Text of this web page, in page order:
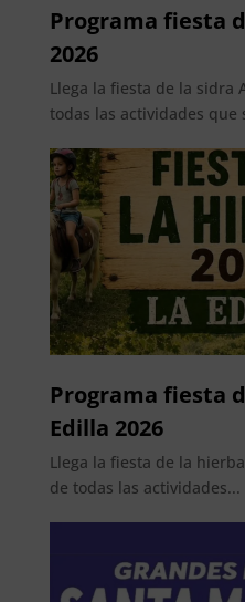
Programa fiesta
2026
Llega la fiesta de la sidra
todas las actividades que
Programa fiesta
Edilla 2026
Llega la fiesta de la
de todas las actividades...